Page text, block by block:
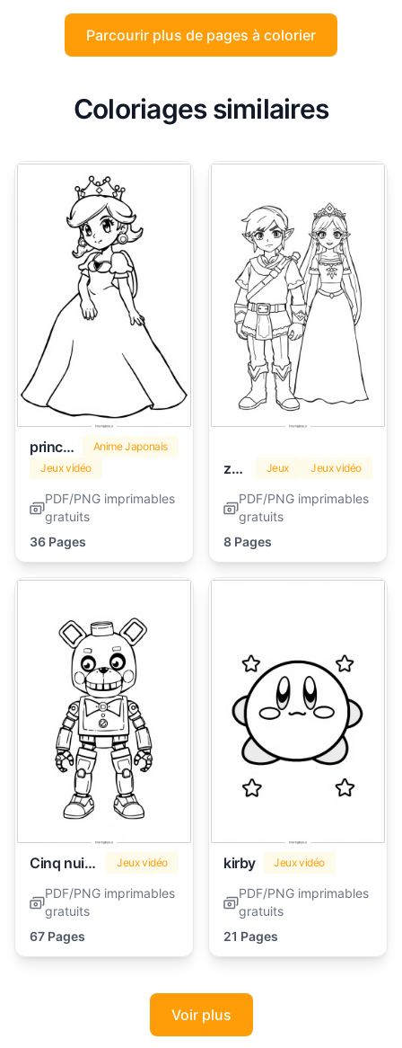
Parcourir plus de pages à colorier
Coloriages similaires
princesse Peach
Anime Japonais
Jeux vidéo
PDF/PNG imprimables
gratuits
36 Pages
zelda Jeux Jeux vidéo
PDF/PNG imprimables
gratuits
8 Pages
Cinq nuits chez Freddy (FNAF) Jeux vidéo
PDF/PNG imprimables
gratuits
67 Pages
kirby Jeux vidéo
PDF/PNG imprimables
gratuits
21 Pages
Voir plus